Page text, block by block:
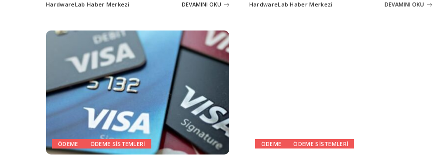
Posted
HardwareLab Haber Merkezi DEVAMINI OKU
Posted
HardwareLab Haber Merkezi DEVAMINI OKU
ÖDEME ÖDEME SISTEMLERI ÖDEME ÖDEME SISTEMLERI